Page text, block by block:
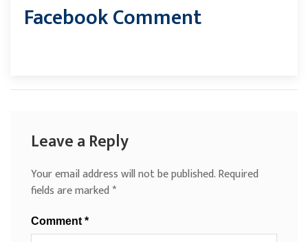
Facebook Comment
Leave a Reply
Your email address will not be published.Required
fields are marked*
Comment *